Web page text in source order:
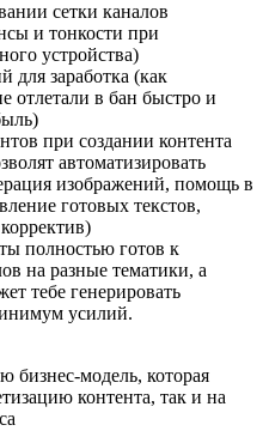
сетки каналов
и тонкости при
устройства)
для заработка (как
отлетали в бан быстро и
при создании контента
автоматизировать
изображений, помощь в
готовых текстов,
полностью готов к
на разные тематики, а
тебе генерировать
усилий.
бизнес-модель, которая
контента, так и на